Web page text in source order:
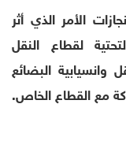
الأمر الذي أثر
لقطاع النقل
وانسيابية البضائع
مع القطاع الخاص.